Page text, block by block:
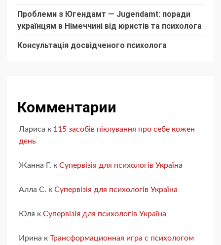
Проблеми з Югендамт — Jugendamt: поради
українцям в Німеччині від юристів та психолога
Консультація досвідченого психолога
Комментарии
Лариса к 115 засобів піклування про себе кожен
день
Жанна Г. к Супервізія для психологів Україна
Алла С. к Супервізія для психологів Україна
Юля к Супервізія для психологів Україна
Ирина к Трансформационная игра с психологом